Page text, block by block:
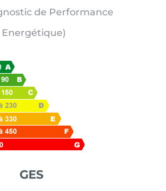
de Performance
Energétique)
GES